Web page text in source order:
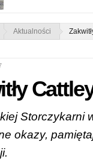
Aktualności
Storczykarni
okazy,